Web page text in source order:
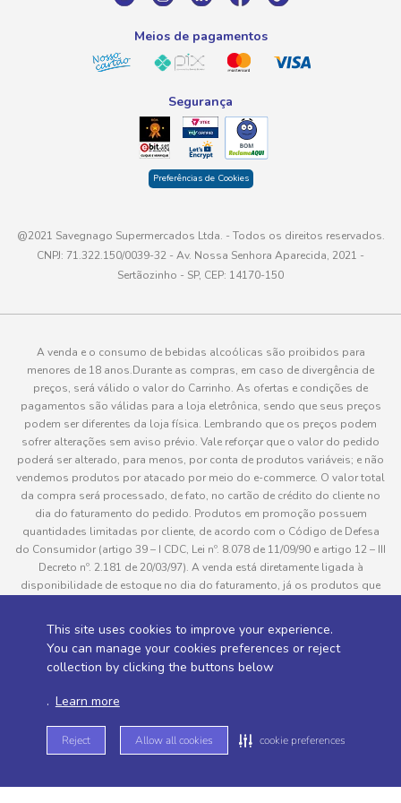
This site uses cookies to improve your experience.
You can manage your cookies preferences or reject
collection by clicking the buttons below
. Learn more
Reject Allow all cookies cookie preferences
atendimento@savegnago.com.br
Meios de pagamentos
Segurança
Preferências de Cookies
@2021 Savegnago Supermercados Ltda. - Todos os direitos reservados.
CNPJ: 71.322.150/0039-32 - Av. Nossa Senhora Aparecida, 2021 -
Sertãozinho - SP, CEP: 14170-150
A venda e o consumo de bebidas alcoólicas são proibidos para
menores de 18 anos.Durante as compras, em caso de divergência de
preços, será válido o valor do Carrinho. As ofertas e condições de
pagamentos são válidas para a loja eletrônica, sendo que seus preços
podem ser diferentes da loja física. Lembrando que os preços podem
sofrer alterações sem aviso prévio. Vale reforçar que o valor do pedido
poderá ser alterado, para menos, por conta de produtos variáveis; e não
vendemos produtos por atacado por meio do e-commerce. O valor total
da compra será processado, de fato, no cartão de crédito do cliente no
dia do faturamento do pedido. Produtos em promoção possuem
quantidades limitadas por cliente, de acordo com o Código de Defesa
do Consumidor (artigo 39 – I CDC, Lei nº. 8.078 de 11/09/90 e artigo 12 – III
Decreto nº. 2.181 de 20/03/97). A venda está diretamente ligada à
disponibilidade de estoque no dia do faturamento, já os produtos que
pedido do cliente, este não será entregue e o valor do item não será
cobrado. As fotos dos produtos no site são ilustrativas, podendo haver
divergência com o produto real e todos os pedidos estão sujeitos à
consultadas em “Política de Entregas”
Desenvolvido por